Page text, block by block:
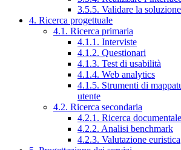
3.5.5. Validare la
4. Ricerca progettuale
4.1. Ricerca primaria
4.1.1. Interviste
4.1.2. Questionari
4.1.3. Test di usabilità
4.1.4. Web analytics
4.1.5. Strumenti di
utente
4.2. Ricerca secondaria
4.2.1. Ricerca documentale
4.2.2. Analisi benchmark
4.2.3. Valutazione euristica